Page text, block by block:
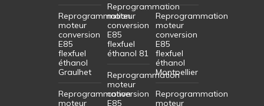
Reprogrammation
moteur
conversion
E85
flexfuel
éthanol
Graulhet
Reprogrammation
moteur
Reprogrammation
moteur
conversion
E85
flexfuel
éthanol 81
Reprogrammation
moteur
conversion
E85
Reprogrammation
moteur
conversion
E85
flexfuel
éthanol
Montpellier
Reprogrammation
moteur